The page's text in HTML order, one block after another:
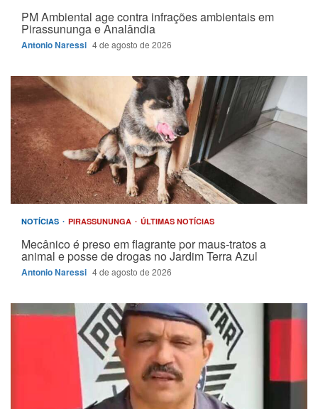
PM Ambiental age contra infrações ambientais em
Pirassununga e Analândia
Antonio Naressi 4 de agosto de 2026
NOTÍCIAS PIRASSUNUNGA ÚLTIMAS NOTÍCIAS
Mecânico é preso em flagrante por maus-tratos a
animal e posse de drogas no Jardim Terra Azul
Antonio Naressi 4 de agosto de 2026